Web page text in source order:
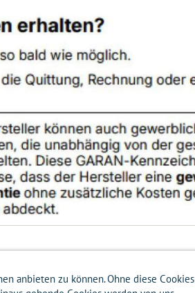
Info Hilfe Datenschutz
anbieten zu können. Ohne diese Cookies